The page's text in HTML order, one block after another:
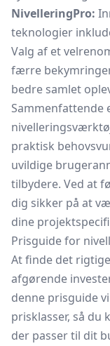
NivelleringPro:
teknologier
Valg af et
færre
bedre samlet
Sammenfattende
praktisk
uvildige
tilbydere. Ved at
dig sikker på at
dine
Prisguide for
At finde det
afgørende
denne prisguide
prisklasser, så
der passer til dit